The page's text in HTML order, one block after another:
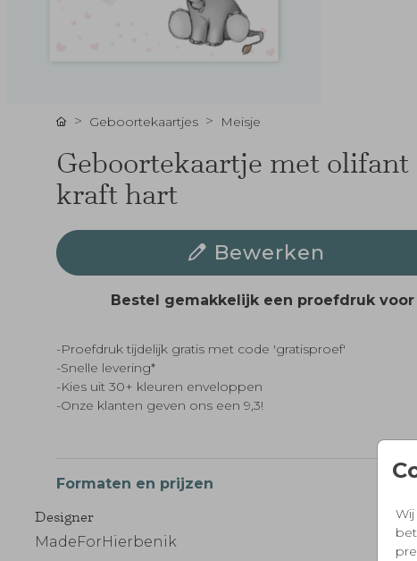
Geboortekaartjes Meisje
Geboortekaartje met olifant
kraft hart
Bewerken
Bestel gemakkelijk een proefdruk voor
-Proefdruk tijdelijk gratis met code 'gratisproef'
-Snelle levering*
-Kies uit 30+ kleuren enveloppen
-Onze klanten geven ons een 9,3!
Formaten en prijzen
Designer
MadeForHierbenik